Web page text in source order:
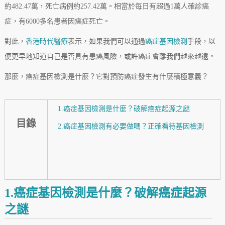
約482.47萬，死亡病例約257.42萬。相當於每日有超過1萬人確診癌
症，有6000多名患者因癌症死亡。
對此， 香港時代醫療表示，如果我們可以通過癌症基因檢測 手段，以
便更早地知道自己是否具有患癌風險，或許癌症會離我們越來越遠。
那麼，癌症基因檢測是什麼？它對預防癌症發生有什麼積極意義？
目錄
1.癌症基因檢測是什麼？破解癌症起源之謎
2.癌症基因檢測有必要做嗎？正確看待基因檢測
1.癌症基因檢測是什麼？破解癌症起源
之謎